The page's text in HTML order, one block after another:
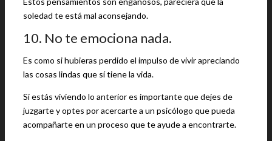
soledad te está mal aconsejando.
10. No te emociona nada.
Es como si hubieras perdido el impulso de vivir apreciando
las cosas lindas que sí tiene la vida.
Si estás viviendo lo anterior es importante que dejes de
juzgarte y optes por acercarte a un psicólogo que pueda
acompañarte en un proceso que te ayude a encontrarte.